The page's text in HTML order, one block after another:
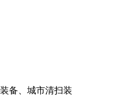
备、城市清扫装